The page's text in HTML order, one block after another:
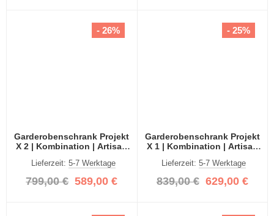
Garderobenschrank Projekt
X 2 | Kombination | Artisan
Lieferzeit: 5-7 Werktage
799,00 € 589,00 €
- 26%
Garderobenschrank Projekt
X 1 | Kombination | Artisan
Lieferzeit:5-7 Werktage
839,00 € 629,00 €
- 25%